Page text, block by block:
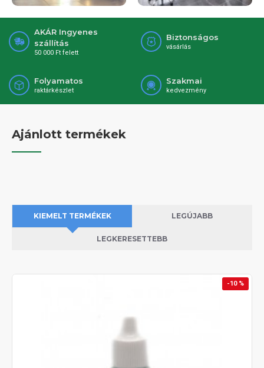
AKÁR Ingyenes
szállítás
50 000 Ft felett
Biztonságos
vásárlás
Folyamatos
raktárkészlet
Szakmai
kedvezmény
Ajánlott termékek
KIEMELT TERMÉKEK LEGÚJABB
LEGKERESETTEBB
-10 %